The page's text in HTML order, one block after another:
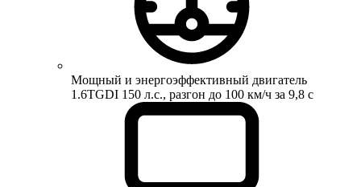
Мощный и энергоэффективный двигатель
1.6TGDI 150 л.с., разгон до 100 км/ч за 9,8 с